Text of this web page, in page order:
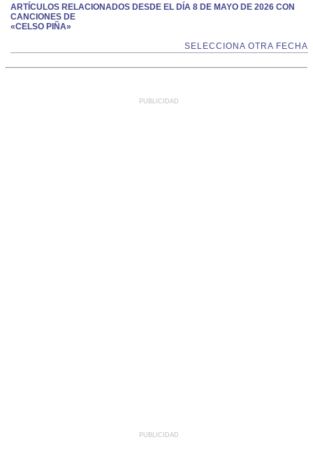
ARTÍCULOS RELACIONADOS DESDE EL DÍA 8 DE MAYO DE 2026 CON
CANCIONES DE
«CELSO PIÑA»
SELECCIONA OTRA FECHA
PUBLICIDAD
PUBLICIDAD